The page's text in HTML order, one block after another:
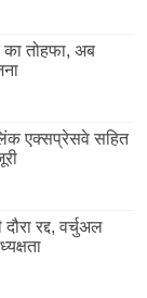
तोहफा, अब
एक्सप्रेसवे सहित
रद्द, वर्चुअल